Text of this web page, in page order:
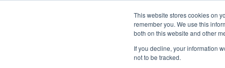
This website stores cookies on
remember you. We use this
both on this website and other
If you decline, your information
not to be tracked.
Passa al contenuto principale